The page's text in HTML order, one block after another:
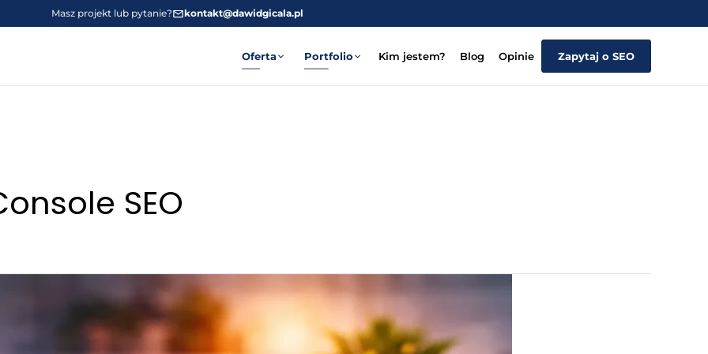
Masz projekt lub pytanie? kontakt@dawidgicala.pl
Oferta Portfolio Kim jestem? Blog Opinie Zapytaj o SEO
SEO